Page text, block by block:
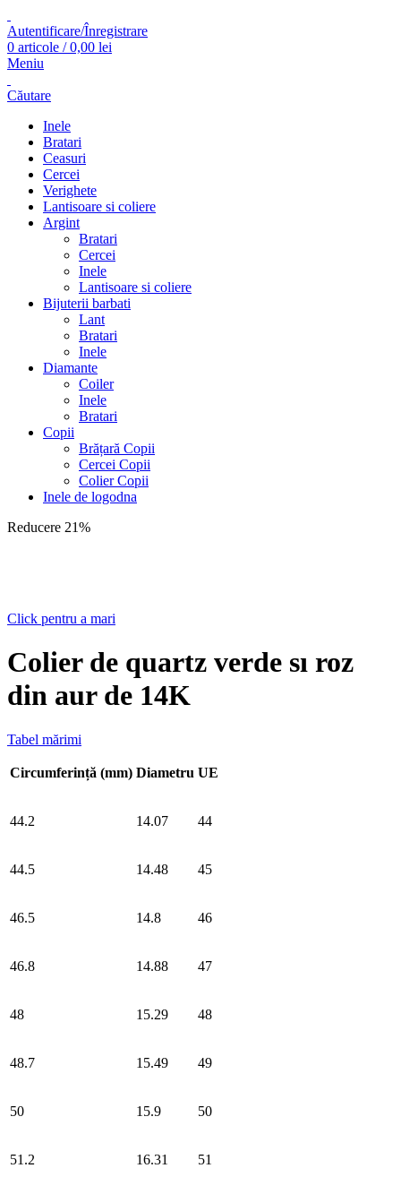
Autentificare/Înregistrare
0 articole / 0,00 lei
Meniu
Căutare
Inele
Bratari
Ceasuri
Cercei
Verighete
Lantisoare si coliere
Argint
Bratari
Cercei
Inele
Lantisoare si coliere
Bijuterii barbati
Lant
Bratari
Inele
Diamante
Coiler
Inele
Bratari
Copii
Brățară Copii
Cercei Copii
Colier Copii
Inele de logodna
Reducere 21%
Click pentru a mari
Colier de quartz verde sı roz
din aur de 14K
Tabel mărimi
Circumferință (mm) Diametru UE
44.2 14.07 44
44.5 14.48 45
46.5 14.8 46
46.8 14.88 47
48 15.29 48
48.7 15.49 49
50 15.9 50
51.2 16.31 51